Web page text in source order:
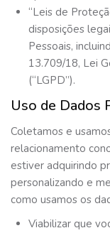
“Leis de
disposições
Pessoais,
13.709/18, Lei
(“LGPD”).
Uso de Dados
Coletamos e
relacionamento
estiver adquirindo
personalizando e
como usamos os
Viabilizar que